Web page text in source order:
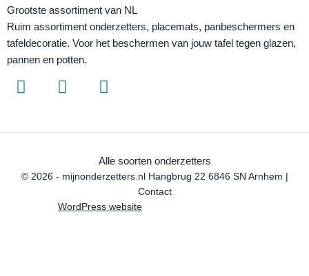
Grootste assortiment van NL
Ruim assortiment onderzetters, placemats, panbeschermers en
tafeldecoratie. Voor het beschermen van jouw tafel tegen glazen,
pannen en potten.
Alle soorten onderzetters
© 2026 - mijnonderzetters.nl Hangbrug 22 6846 SN Arnhem |
Contact
WordPress website